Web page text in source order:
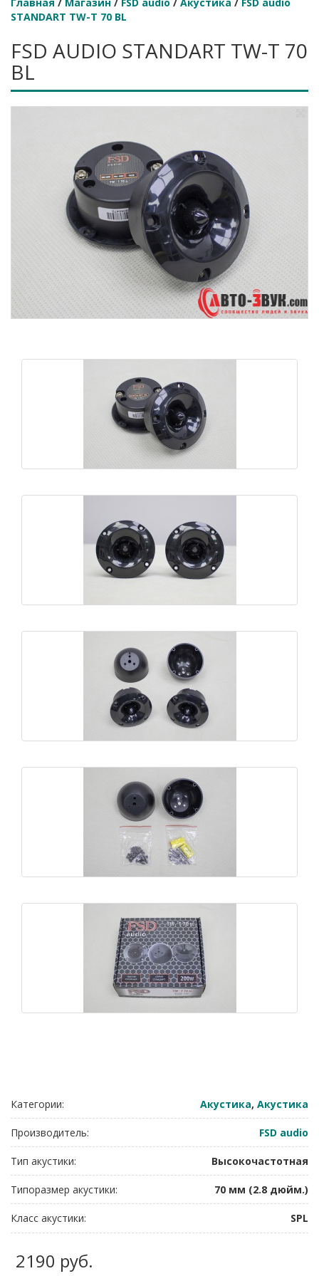
STANDART TW-T 70 BL
FSD AUDIO STANDART TW-T 70
BL
Категории: Акустика, Акустика
Производитель: FSD audio
Тип акустики: Высокочастотная
Типоразмер акустики: 70 мм (2.8 дюйм.)
Класс акустики: SPL
2190 руб.